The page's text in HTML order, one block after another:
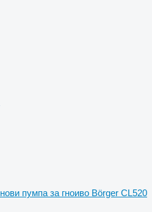
нови пумпа за гноиво Börger CL520